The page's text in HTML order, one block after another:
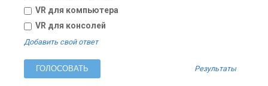
VR для компьютера
VR для консолей
Добавить свой ответ
Результаты